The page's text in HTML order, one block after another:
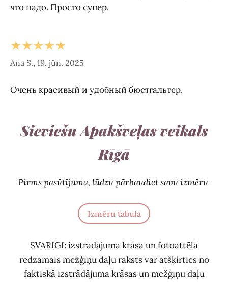
Sieviešu Apakšveļas veikals
Rīgā
Pirms pasūtījuma, lūdzu pārbaudiet savu izmēru
Izmēru tabula
SVARĪGI: izstrādājuma krāsa un fotoattēlā
redzamais mežģīņu daļu raksts var atšķirties no
faktiskā izstrādājuma krāsas un mežģīņu daļu
что надо. Просто супер.
★★★★★
Ana S., 19. jūn. 2025
Очень красивый и удобный бюстгальтер.